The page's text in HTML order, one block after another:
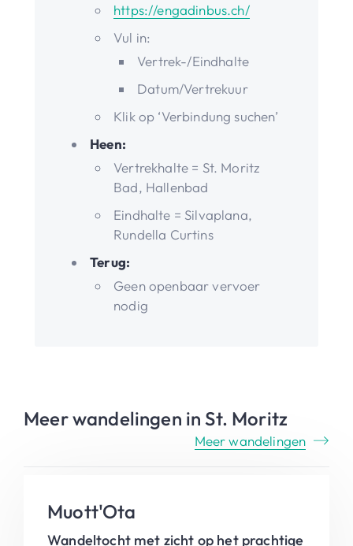
https://engadinbus.ch/
Vul in:
Vertrek-/Eindhalte
Datum/Vertrekuur
Klik op ‘Verbindung suchen’
Heen:
Vertrekhalte = St. Moritz
Bad, Hallenbad
Eindhalte = Silvaplana,
Rundella Curtins
Terug:
Geen openbaar vervoer
nodig
Meer wandelingen in St. Moritz
Meer wandelingen
Muott'Ota
Wandeltocht met zicht op het prachtige